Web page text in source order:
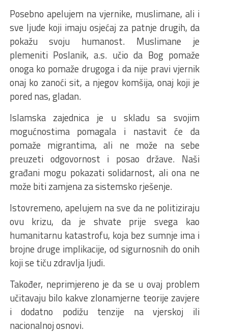
Posebno apelujem na vjernike, muslimane, ali i
sve ljude koji imaju osjećaj za patnje drugih, da
pokažu svoju humanost. Muslimane je
plemeniti Poslanik, a.s. učio da Bog pomaže
onoga ko pomaže drugoga i da nije pravi vjernik
onaj ko zanoći sit, a njegov komšija, onaj koji je
pored nas, gladan.
Islamska zajednica je u skladu sa svojim
mogućnostima pomagala i nastavit će da
pomaže migrantima, ali ne može na sebe
preuzeti odgovornost i posao države. Naši
građani mogu pokazati solidarnost, ali ona ne
može biti zamjena za sistemsko rješenje.
Istovremeno, apelujem na sve da ne politiziraju
ovu krizu, da je shvate prije svega kao
humanitarnu katastrofu, koja bez sumnje ima i
brojne druge implikacije, od sigurnosnih do onih
koji se tiču zdravlja ljudi.
Također, neprimjereno je da se u ovaj problem
učitavaju bilo kakve zlonamjerne teorije zavjere
i dodatno podižu tenzije na vjerskoj ili
nacionalnoj osnovi.